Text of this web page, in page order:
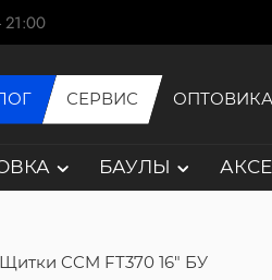
СЕРВИС
БАУЛЫ
Щитки CCM FT370 16" БУ